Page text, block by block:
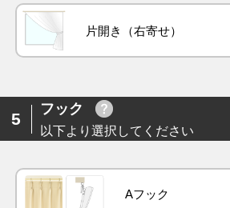
片開き（右寄せ）
5
フック
以下より選択してください
Aフック